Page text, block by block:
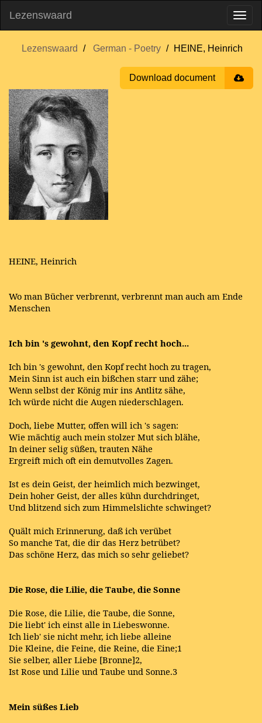
Lezenswaard
Lezenswaard German - Poetry HEINE, Heinrich
Download document
HEINE, Heinrich
Wo man Bücher verbrennt, verbrennt man auch am Ende
Menschen
Ich bin 's gewohnt, den Kopf recht hoch...
Ich bin 's gewohnt, den Kopf recht hoch zu tragen,
Mein Sinn ist auch ein bißchen starr und zähe;
Wenn selbst der König mir ins Antlitz sähe,
Ich würde nicht die Augen niederschlagen.
Doch, liebe Mutter, offen will ich 's sagen:
Wie mächtig auch mein stolzer Mut sich blähe,
In deiner selig süßen, trauten Nähe
Ergreift mich oft ein demutvolles Zagen.
Ist es dein Geist, der heimlich mich bezwinget,
Dein hoher Geist, der alles kühn durchdringet,
Und blitzend sich zum Himmelslichte schwinget?
Quält mich Erinnerung, daß ich verübet
So manche Tat, die dir das Herz betrübet?
Das schöne Herz, das mich so sehr geliebet?
Die Rose, die Lilie, die Taube, die Sonne
Die Rose, die Lilie, die Taube, die Sonne,
Die liebt' ich einst alle in Liebeswonne.
Ich lieb' sie nicht mehr, ich liebe alleine
Die Kleine, die Feine, die Reine, die Eine;1
Sie selber, aller Liebe [Bronne]2,
Ist Rose und Lilie und Taube und Sonne.3
Mein süßes Lieb